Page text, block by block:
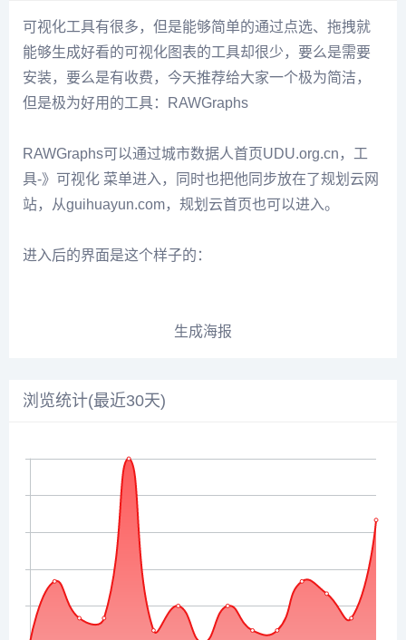
可视化工具有很多，但是能够简单的通过点选、拖拽就
能够生成好看的可视化图表的工具却很少，要么是需要
安装，要么是有收费，今天推荐给大家一个极为简洁，
但是极为好用的工具：RAWGraphs
RAWGraphs可以通过城市数据人首页UDU.org.cn，工
具-》可视化 菜单进入，同时也把他同步放在了规划云网
站，从guihuayun.com，规划云首页也可以进入。
进入后的界面是这个样子的：
生成海报
浏览统计(最近30天)